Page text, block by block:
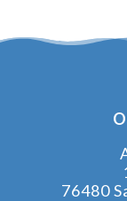
76480